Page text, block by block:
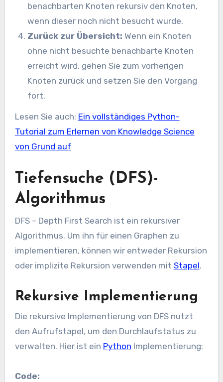
benachbarten Knoten rekursiv den Knoten,
wenn dieser noch nicht besucht wurde.
Zurück zur Übersicht: Wenn ein Knoten
ohne nicht besuchte benachbarte Knoten
erreicht wird, gehen Sie zum vorherigen
Knoten zurück und setzen Sie den Vorgang
fort.
Lesen Sie auch: Ein vollständiges Python-
Tutorial zum Erlernen von Knowledge Science
von Grund auf
Tiefensuche (DFS)-
Algorithmus
DFS – Depth First Search ist ein rekursiver
Algorithmus. Um ihn für einen Graphen zu
implementieren, können wir entweder Rekursion
oder implizite Rekursion verwenden mit Stapel.
Rekursive Implementierung
Die rekursive Implementierung von DFS nutzt
den Aufrufstapel, um den Durchlaufstatus zu
verwalten. Hier ist ein Python Implementierung:
Code: